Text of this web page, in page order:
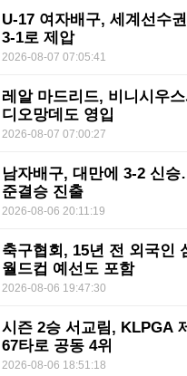
U-17 여자배구, 세계선수
3-1로 제압
2026-08-07 07:05:41
레알 마드리드, 비니시우
디오망데도 영입
2026-08-07 07:00:27
남자배구, 대만에 3-2 신
준결승 진출
2026-08-06 20:11:19
축구협회, 15년 전 외국인
월드컵 예선도 포함
2026-08-06 19:47:30
시즌 2승 서교림, KLPGA
67타로 공동 4위
2026-08-06 18:51:18